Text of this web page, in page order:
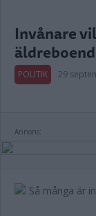
Invånare
POLITIK 29
Annons: